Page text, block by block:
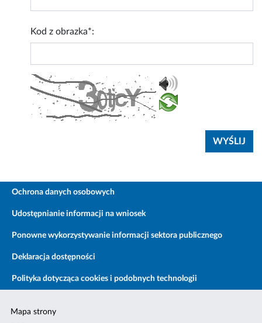
Kod z obrazka*:
Ochrona danych osobowych
Udostępnianie informacji na wniosek
Ponowne wykorzystywanie informacji sektora publicznego
Deklaracja dostępności
Polityka dotycząca cookies i podobnych technologii
Mapa strony